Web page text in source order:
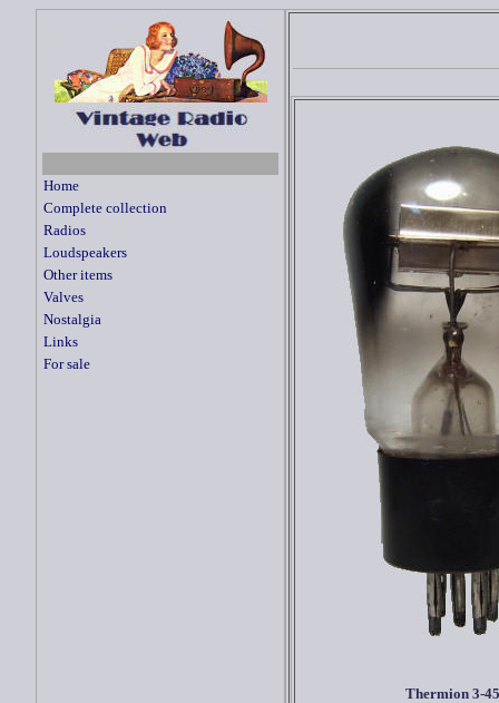
Home
Complete collection
Radios
Loudspeakers
Other items
Valves
Nostalgia
Links
For sale
Thermion 3-